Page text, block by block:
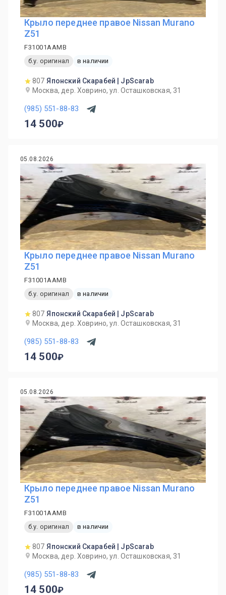
Крыло переднее правое Nissan Murano
Z51
F31001AAMB
б.у. оригинал
в наличии
807 Японский Скарабей | JpScarab
Москва, дер. Ховрино, ул. Осташковская, 31
(985) 551-88-83
14 500
05.08.2026
Крыло переднее правое Nissan Murano
Z51
F31001AAMB
б.у. оригинал
в наличии
807 Японский Скарабей | JpScarab
Москва, дер. Ховрино, ул. Осташковская, 31
(985) 551-88-83
14 500
05.08.2026
Крыло переднее правое Nissan Murano
Z51
F31001AAMB
б.у. оригинал
в наличии
807 Японский Скарабей | JpScarab
Москва, дер. Ховрино, ул. Осташковская, 31
(985) 551-88-83
14 500